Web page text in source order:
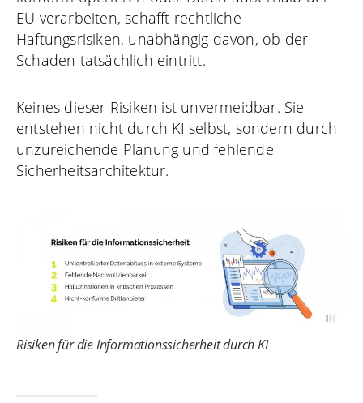
EU verarbeiten, schafft rechtliche
Haftungsrisiken, unabhängig davon, ob der
Schaden tatsächlich eintritt.
Keines dieser Risiken ist unvermeidbar. Sie
entstehen nicht durch KI selbst, sondern durch
unzureichende Planung und fehlende
Sicherheitsarchitektur.
Risiken für die Informationssicherheit durch KI